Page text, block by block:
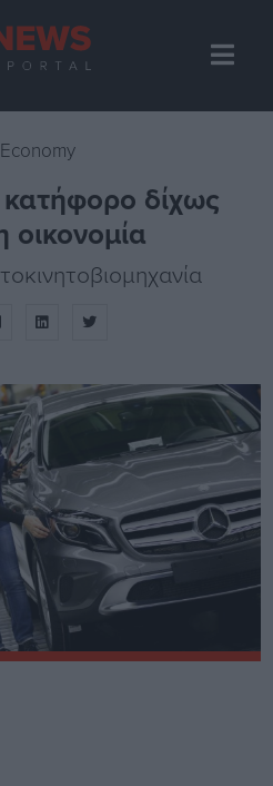
Economy
δίχως